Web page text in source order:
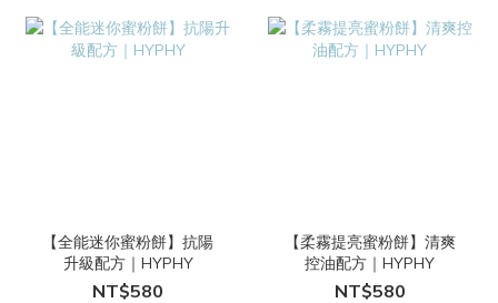
【全能迷你蜜粉餅】抗陽
升級配方｜HYPHY
NT$580
【柔霧提亮蜜粉餅】清爽
控油配方｜HYPHY
NT$580